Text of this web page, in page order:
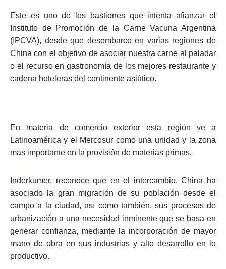
Este es uno de los bastiones que intenta afianzar el
Instituto de Promoción de la Carne Vacuna Argentina
(IPCVA), desde que desembarco en varias regiones de
China con el objetivo de asociar nuestra carne al paladar
o el recurso en gastronomía de los mejores restaurante y
cadena hoteleras del continente asiático.
En materia de comercio exterior esta región ve a
Latinoamérica y el Mercosur como una unidad y la zona
más importante en la provisión de materias primas.
Inderkumer, reconoce que en el intercambio, China ha
asociado la gran migración de su población desde el
campo a la ciudad, así como también, sus procesos de
urbanización a una necesidad inminente que se basa en
generar confianza, mediante la incorporación de mayor
mano de obra en sus industrias y alto desarrollo en lo
productivo.